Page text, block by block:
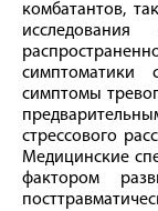
комбатантов,
симптоматики
симптомы
стрессового
Медицинские
фактором